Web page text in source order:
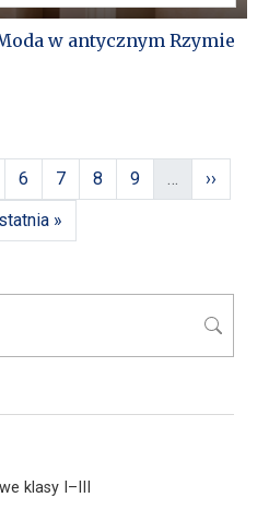
klasy I–III
w antycznym Rzymie
Strona
6 Strona
7 Strona
8 Strona
9 …
››
strona
»